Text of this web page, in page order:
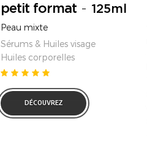
petit format- 125ml
Peau mixte
Sérums & Huiles visage
Huiles corporelles
DÉCOUVREZ